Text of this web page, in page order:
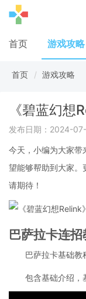
首页 游戏攻略
首页 游戏攻略
《碧蓝幻
发布日期：2024-
今天，小编为大家带
望能够帮助到大家。
请期待！
巴萨拉卡连招
巴萨拉卡基础教
包含基础介绍，基